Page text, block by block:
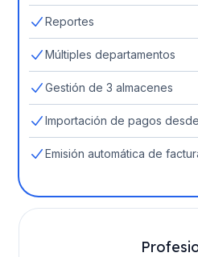
Reportes
Múltiples departamentos
Gestión de 3 almacenes
Importación de pagos
Emisión automática de